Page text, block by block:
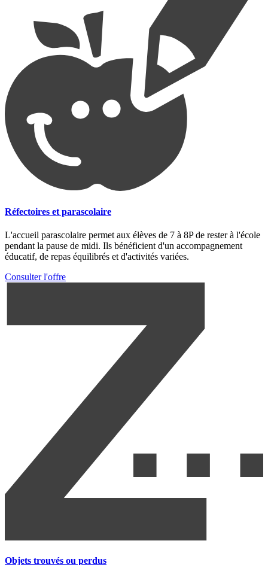
Réfectoires et parascolaire
L'accueil parascolaire permet aux élèves de 7 à 8P de rester à l'école
pendant la pause de midi. Ils bénéficient d'un accompagnement
éducatif, de repas équilibrés et d'activités variées.
Consulter l'offre
Objets trouvés ou perdus